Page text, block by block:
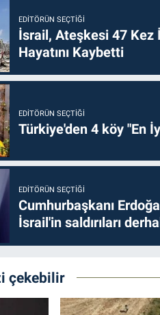
EDITÖRÜN SEÇTIĞI
İsrail, Ateşkesi 47 Kez
Hayatını Kaybetti
EDITÖRÜN SEÇTIĞI
Türkiye'den 4 köy "En
EDITÖRÜN SEÇTIĞI
Cumhurbaşkanı
İsrail'in saldırıları
çekebilir